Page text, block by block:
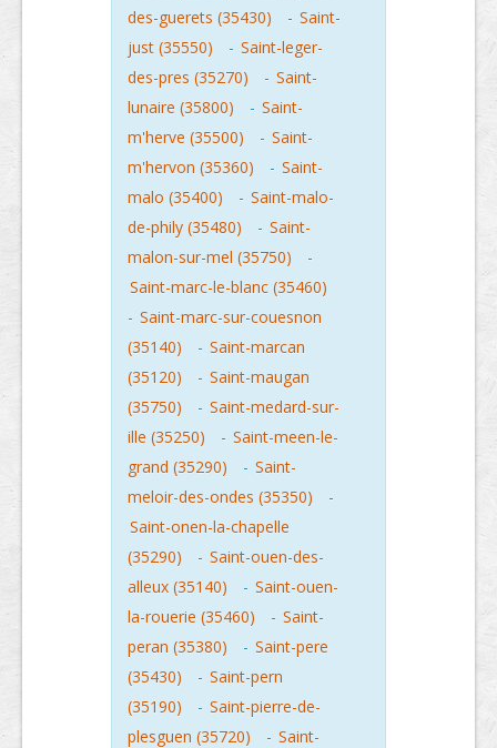
des-guerets (35430)
- Saint-
just (35550)
- Saint-leger-
des-pres (35270)
- Saint-
lunaire (35800)
- Saint-
m'herve (35500)
- Saint-
m'hervon (35360)
- Saint-
malo (35400)
- Saint-malo-
de-phily (35480)
- Saint-
malon-sur-mel (35750)
-
Saint-marc-le-blanc (35460)
- Saint-marc-sur-couesnon
(35140)
- Saint-marcan
(35120)
- Saint-maugan
(35750)
- Saint-medard-sur-
ille (35250)
- Saint-meen-le-
grand (35290)
- Saint-
meloir-des-ondes (35350)
-
Saint-onen-la-chapelle
(35290)
- Saint-ouen-des-
alleux (35140)
- Saint-ouen-
la-rouerie (35460)
- Saint-
peran (35380)
- Saint-pere
(35430)
- Saint-pern
(35190)
- Saint-pierre-de-
plesguen (35720)
- Saint-